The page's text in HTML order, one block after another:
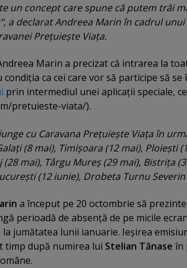
un concept care spune că putem trăi
a declarat Andreea Marin în cadrul
Preţuieşte Viaţa.
Marin a precizat că intrarea la
ca cei care vor să participe să se
prin intermediul unei aplicaţii speciale,
pretuieste-viata/).
cu Caravana Preţuieşte Viaţa în
(8 mai), Timişoara (12 mai), Ploieşti
(28 mai), Târgu Mureş (29 mai), Bistriţa
(12 iunie), Drobeta Turnu Severin
a început pe 20 octombrie să
perioadă de absenţă de pe micile
jumătatea lunii ianuarie. Ieşirea
timp după numirea lui Stelian Tănase în